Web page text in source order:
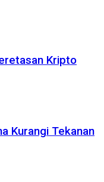
Kripto
Kurangi Tekanan